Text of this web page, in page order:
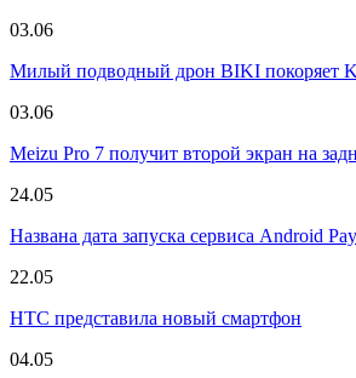
03.06
Милый подводный дрон BIKI покоряет
03.06
Meizu Pro 7 получит второй экран на
24.05
Названа дата запуска сервиса Android
22.05
HTC представила новый смартфон
04.05